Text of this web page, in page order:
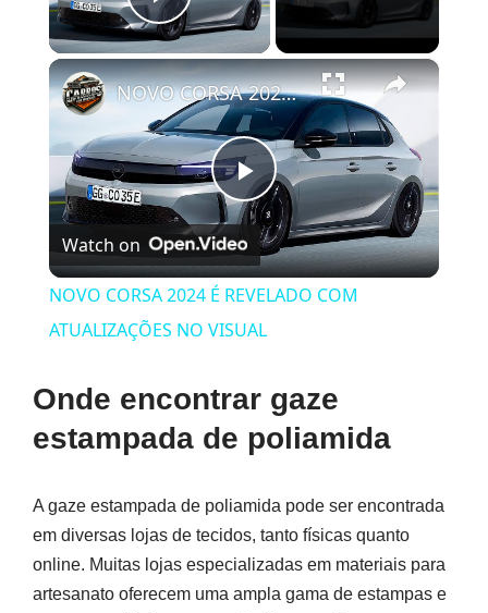
Play Video
×
Play
Video
NOVO CORSA 2024 É REVELADO COM ATUALIZAÇÕES NO VISUAL
Watch on
NOVO CORSA 2024 É REVELADO COM
ATUALIZAÇÕES NO VISUAL
Onde encontrar gaze
estampada de poliamida
A gaze estampada de poliamida pode ser encontrada
em diversas lojas de tecidos, tanto físicas quanto
online. Muitas lojas especializadas em materiais para
artesanato oferecem uma ampla gama de estampas e